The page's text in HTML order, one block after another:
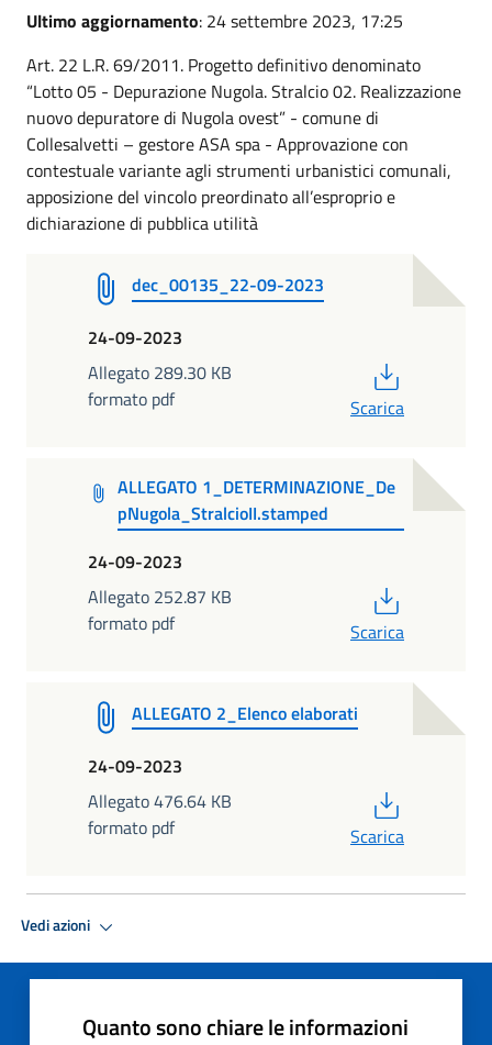
Ultimo aggiornamento: 24 settembre 2023, 17:25
Art. 22 L.R. 69/2011. Progetto definitivo denominato
“Lotto 05 - Depurazione Nugola. Stralcio 02. Realizzazione
nuovo depuratore di Nugola ovest” - comune di
Collesalvetti – gestore ASA spa - Approvazione con
contestuale variante agli strumenti urbanistici comunali,
apposizione del vincolo preordinato all’esproprio e
dichiarazione di pubblica utilità
dec_00135_22-09-2023
24-09-2023
Allegato 289.30 KB
formato pdf
Scarica
ALLEGATO 1_DETERMINAZIONE_De
pNugola_StralcioII.stamped
24-09-2023
Allegato 252.87 KB
formato pdf
Scarica
ALLEGATO 2_Elenco elaborati
24-09-2023
Allegato 476.64 KB
formato pdf
Scarica
Vedi azioni
Quanto sono chiare le informazioni